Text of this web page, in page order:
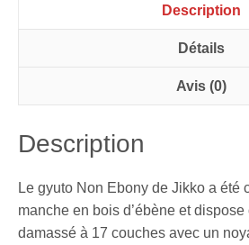
Description
Détails
Avis (0)
Description
Le gyuto Non Ebony de Jikko a été
manche en bois d’ébène et dispose
damassé à 17 couches avec un